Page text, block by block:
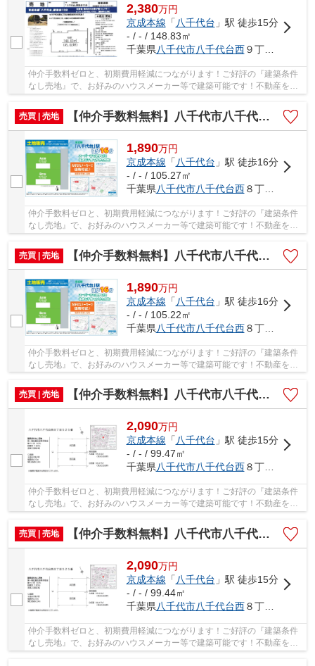
2,380万円
京成本線 「 八千代台 」駅 徒歩15分
- / - / 148.83㎡
千葉県八千代市八千代台西９丁目22
仲介手数料ゼロと、初期費用軽減につながります！ご好評の『建築条件
なし売地』で、お好みのハウスメーカー等で建築可能です！不動産を探
売買 | 売地
【仲介手数料無料】八千代市八千代台西 建築条件なし売地
1,890万円
京成本線 「 八千代台 」駅 徒歩16分
- / - / 105.27㎡
千葉県八千代市八千代台西８丁目22-7
仲介手数料ゼロと、初期費用軽減につながります！ご好評の『建築条件
なし売地』で、お好みのハウスメーカー等で建築可能です！不動産を探
すなら、当社にお任せください(#^^#) 仲介手数...
売買 | 売地
【仲介手数料無料】八千代市八千代台西 建築条件なし売地
1,890万円
京成本線 「八千代台 」駅 徒歩16分
- / - / 105.22㎡
千葉県八千代市八千代台西８丁目22-7
仲介手数料ゼロと、初期費用軽減につながります！ご好評の『建築条件
なし売地』で、お好みのハウスメーカー等で建築可能です！不動産を探
売買 | 売地
【仲介手数料無料】八千代市八千代台西 建築条件なし売地
2,090万円
京成本線 「八千代台 」駅 徒歩15分
- / - / 99.47㎡
千葉県八千代市八千代台西８丁目21-15
仲介手数料ゼロと、初期費用軽減につながります！ご好評の『建築条件
なし売地』で、お好みのハウスメーカー等で建築可能です！不動産を探
売買 | 売地
【仲介手数料無料】八千代市八千代台西 建築条件なし売地
2,090万円
京成本線 「八千代台 」駅 徒歩15分
- / - / 99.44㎡
千葉県八千代市八千代台西８丁目21-15
仲介手数料ゼロと、初期費用軽減につながります！ご好評の『建築条件
なし売地』で、お好みのハウスメーカー等で建築可能です！不動産を探